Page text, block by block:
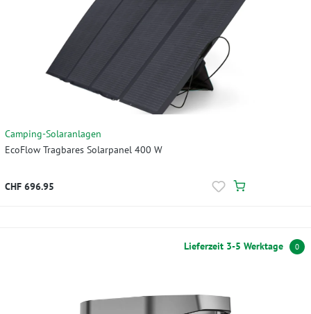
Camping-Solaranlagen
EcoFlow Tragbares Solarpanel 400 W
CHF 696.95
Lieferzeit 3-5 Werktage 0